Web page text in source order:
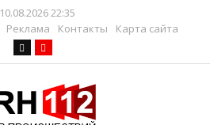
10.08.2026 22:35
Реклама Контакты Карта сайта